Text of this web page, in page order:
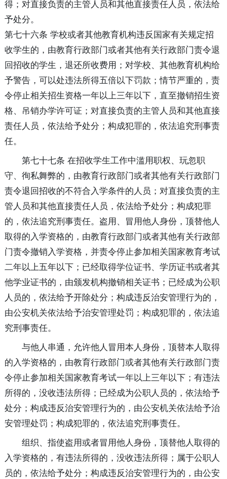
得；对直接负责的主管人员和其他直接责任人员，依法给
予处分。
第七十六条 学校或者其他教育机构违反国家有关规定招
收学生的，由教育行政部门或者其他有关行政部门责令退
回招收的学生，退还所收费用；对学校、其他教育机构给
予警告，可以处违法所得五倍以下罚款；情节严重的，责
令停止相关招生资格一年以上三年以下，直至撤销招生资
格、吊销办学许可证；对直接负责的主管人员和其他直接
责任人员，依法给予处分；构成犯罪的，依法追究刑事责
任。
第七十七条 在招收学生工作中滥用职权、玩忽职
守、徇私舞弊的，由教育行政部门或者其他有关行政部门
责令退回招收的不符合入学条件的人员；对直接负责的主
管人员和其他直接责任人员，依法给予处分；构成犯罪
的，依法追究刑事责任。盗用、冒用他人身份，顶替他人
取得的入学资格的，由教育行政部门或者其他有关行政部
门责令撤销入学资格，并责令停止参加相关国家教育考试
二年以上五年以下；已经取得学位证书、学历证书或者其
他学业证书的，由颁发机构撤销相关证书；已经成为公职
人员的，依法给予开除处分；构成违反治安管理行为的，
由公安机关依法给予治安管理处罚；构成犯罪的，依法追
究刑事责任。
与他人串通，允许他人冒用本人身份，顶替本人取得
的入学资格的，由教育行政部门或者其他有关行政部门责
令停止参加相关国家教育考试一年以上三年以下；有违法
所得的，没收违法所得；已经成为公职人员的，依法给予
处分；构成违反治安管理行为的，由公安机关依法给予治
安管理处罚；构成犯罪的，依法追究刑事责任。
组织、指使盗用或者冒用他人身份，顶替他人取得的
入学资格的，有违法所得的，没收违法所得；属于公职人
员的，依法给予处分；构成违反治安管理行为的，由公安